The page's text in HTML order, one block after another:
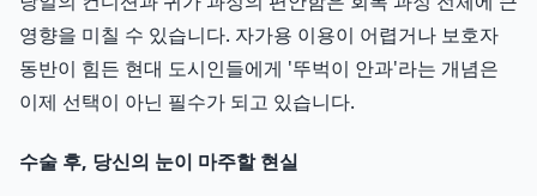
영향을 미칠 수 있습니다. 자가용 이용이 어렵거나 보호자
동반이 힘든 현대 도시인들에게 '뚜벅이 안과'라는 개념은
이제 선택이 아닌 필수가 되고 있습니다.
수술 후, 당신의 눈이 마주할 현실